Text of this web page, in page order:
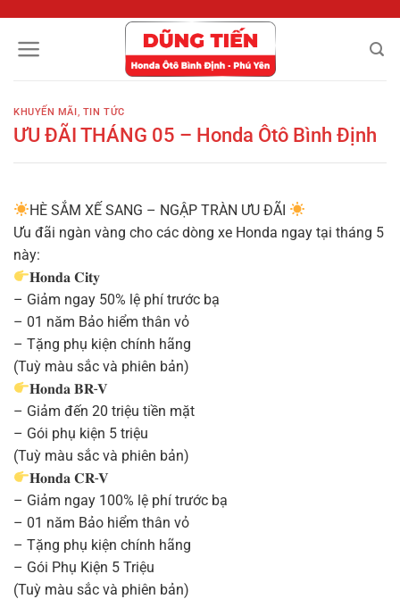
nội
KHUYẾN MÃI, TIN TỨC
ƯU ĐÃI THÁNG 05 – Honda Ôtô Bình Định
HÈ SẮM XẾ SANG – NGẬP TRÀN ƯU ĐÃI
Ưu đãi ngàn vàng cho các dòng xe Honda ngay tại tháng 5
này:
𝐇𝐨𝐧𝐝𝐚 𝐂𝐢𝐭𝐲
– Giảm ngay 50% lệ phí trước bạ
– 01 năm Bảo hiểm thân vỏ
– Tặng phụ kiện chính hãng
(Tuỳ màu sắc và phiên bản)
𝐇𝐨𝐧𝐝𝐚 𝐁𝐑-𝐕
– Giảm đến 20 triệu tiền mặt
– Gói phụ kiện 5 triệu
(Tuỳ màu sắc và phiên bản)
𝐇𝐨𝐧𝐝𝐚 𝐂𝐑-𝐕
– Giảm ngay 100% lệ phí trước bạ
– 01 năm Bảo hiểm thân vỏ
– Tặng phụ kiện chính hãng
– Gói Phụ Kiện 5 Triệu
(Tuỳ màu sắc và phiên bản)